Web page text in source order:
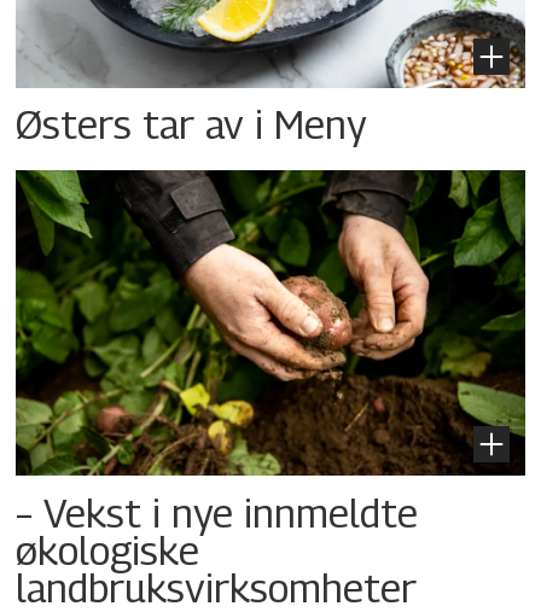
Østers tar av i Meny
– Vekst i nye innmeldte
økologiske
landbruksvirksomheter